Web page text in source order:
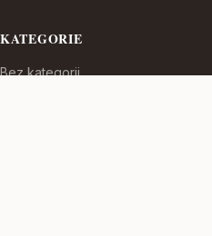
KATEGORIE
Bez kategorii